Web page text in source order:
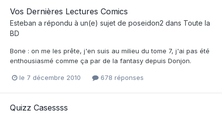
Vos Dernières Lectures Comics
Esteban a répondu à un(e) sujet de poseidon2 dans Toute la
BD
Bone : on me les prête, j'en suis au milieu du tome 7, j'ai pas été
enthousiasmé comme ça par de la fantasy depuis Donjon.
le 7 décembre 2010 678 réponses
Quizz Casessss